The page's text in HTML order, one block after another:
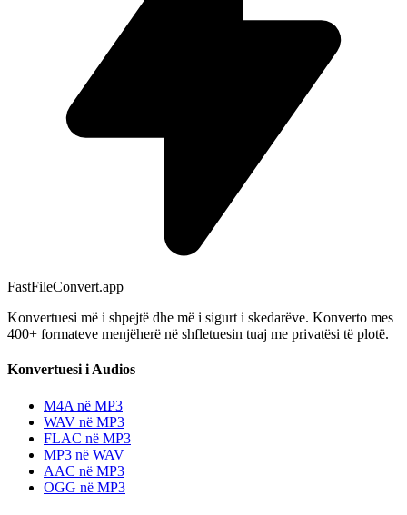
FastFileConvert.app
Konvertuesi më i shpejtë dhe më i sigurt i skedarëve. Konverto mes
400+ formateve menjëherë në shfletuesin tuaj me privatësi të plotë.
Konvertuesi i Audios
M4A në MP3
WAV në MP3
FLAC në MP3
MP3 në WAV
AAC në MP3
OGG në MP3